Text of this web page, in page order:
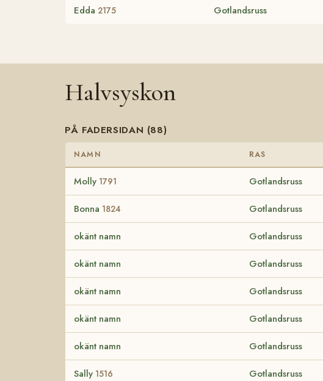
Edda 2175 Gotlandsruss
Halvsyskon
PÅ FADERSIDAN (88)
NAMN RAS
Molly 1791 Gotlandsruss
Bonna 1824 Gotlandsruss
okänt namn Gotlandsruss
okänt namn Gotlandsruss
okänt namn Gotlandsruss
okänt namn Gotlandsruss
okänt namn Gotlandsruss
Sally 1516 Gotlandsruss